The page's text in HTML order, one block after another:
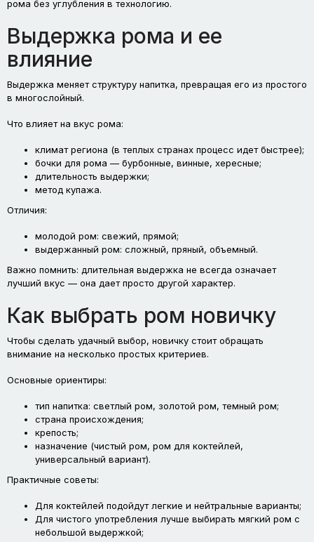
рома без углубления в технологию.
Выдержка рома и ее
влияние
Выдержка меняет структуру напитка, превращая его из простого
в многослойный.
Что влияет на вкус рома:
климат региона (в теплых странах процесс идет быстрее);
бочки для рома — бурбонные, винные, хересные;
длительность выдержки;
метод купажа.
Отличия:
молодой ром: свежий, прямой;
выдержанный ром: сложный, пряный, объемный.
Важно помнить: длительная выдержка не всегда означает
лучший вкус — она дает просто другой характер.
Как выбрать ром новичку
Чтобы сделать удачный выбор, новичку стоит обращать
внимание на несколько простых критериев.
Основные ориентиры:
тип напитка: светлый ром, золотой ром, темный ром;
страна происхождения;
крепость;
назначение (чистый ром, ром для коктейлей,
универсальный вариант).
Практичные советы:
Для коктейлей подойдут легкие и нейтральные варианты;
Для чистого употребления лучше выбирать мягкий ром с
небольшой выдержкой;